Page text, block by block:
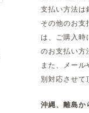
支払い方法は
その他のお支
は、ご購入時
のお支払い方
また、メー
別対応させて
沖縄、離島か